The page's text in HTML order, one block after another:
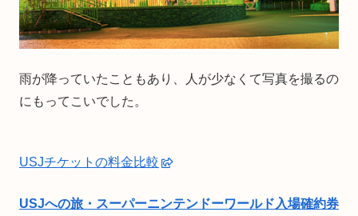
雨が降っていたこともあり、人が少なくて写真を撮るの
にもってこいでした。
USJチケットの料金比較
USJへの旅・スーパーニンテンドーワールド入場確約券